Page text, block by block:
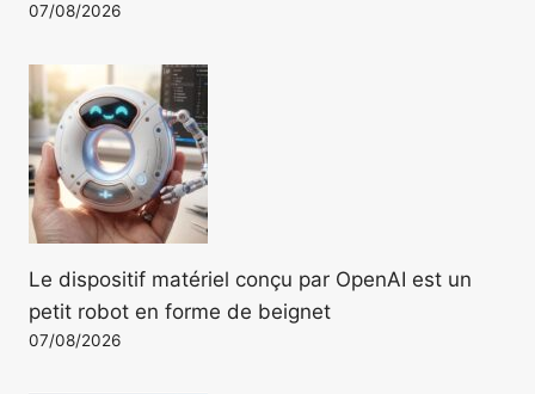
07/08/2026
Le dispositif matériel conçu par OpenAI est un
petit robot en forme de beignet
07/08/2026